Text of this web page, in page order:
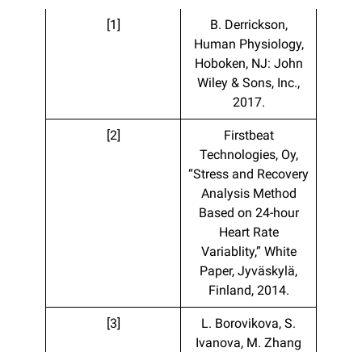
[1]
B. Derrickson,
Human Physiology,
Hoboken, NJ: John
Wiley & Sons, Inc.,
2017.
[2]
Firstbeat
Technologies, Oy,
“Stress and Recovery
Analysis Method
Based on 24-hour
Heart Rate
Variablity,” White
Paper, Jyväskylä,
Finland, 2014.
[3]
L. Borovikova, S.
Ivanova, M. Zhang